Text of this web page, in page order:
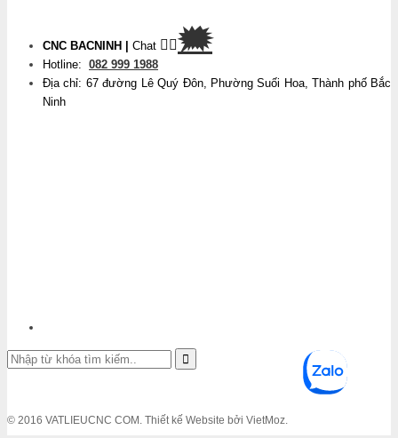
CNC BACNINH Chat 👉🏽🗯
Hotline: 082 999 1988
Địa chỉ: 67 đường Lê Quý Đôn, Phường Suối Hoa, Thành phố Bắc
Ninh
© 2016 VATLIEUCNC COM. Thiết kế Website bởi VietMoz.